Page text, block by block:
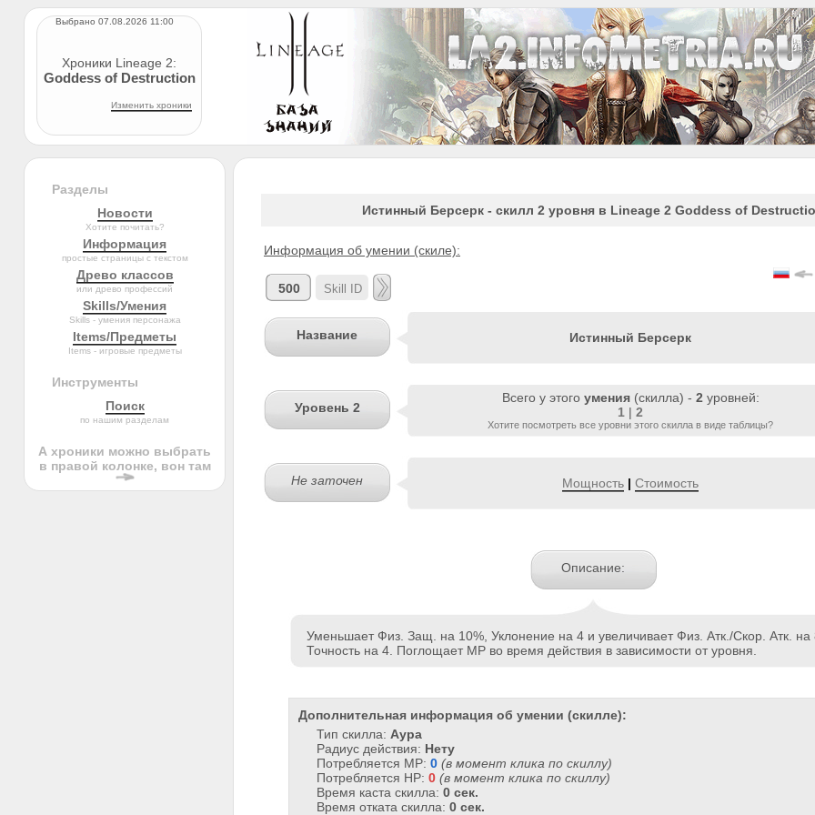
Выбрано 07.08.2026 11:00
Хроники Lineage 2:
Goddess of Destruction
Изменить хроники
Разделы
Новости
Хотите почитать?
Информация
простые страницы с текстом
Древо классов
или древо профессий
Skills/Умения
Skills - умения персонажа
Items/Предметы
Items - игровые предметы
Инструменты
Поиск
по нашим разделам
А хроники можно выбрать
в правой колонке, вон там
Истинный Берсерк - скилл 2 уровня в Lineage 2 Goddess of
Информация об умении (скиле):
500
Название Истинный Берсерк
Уровень 2
Всего у этого умения(скилла) - 2уровней:
1 | 2
Хотите посмотреть все уровни этого скилла в виде таблицы?
Не заточен Мощность | Стоимость
Описание:
Уменьшает Физ. Защ. на 10%, Уклонение на 4 и увеличивает Физ. Атк./Скор. Атк. на
Точность на 4. Поглощает MP во время действия в зависимости от уровня.
Дополнительная информация об умении (скилле):
Тип скилла: Аура
Радиус действия: Нету
Потребляется MP: 0 (в момент клика по скиллу)
Потребляется HP: 0 (в момент клика по скиллу)
Время каста скилла: 0 сек.
Время отката скилла: 0 сек.